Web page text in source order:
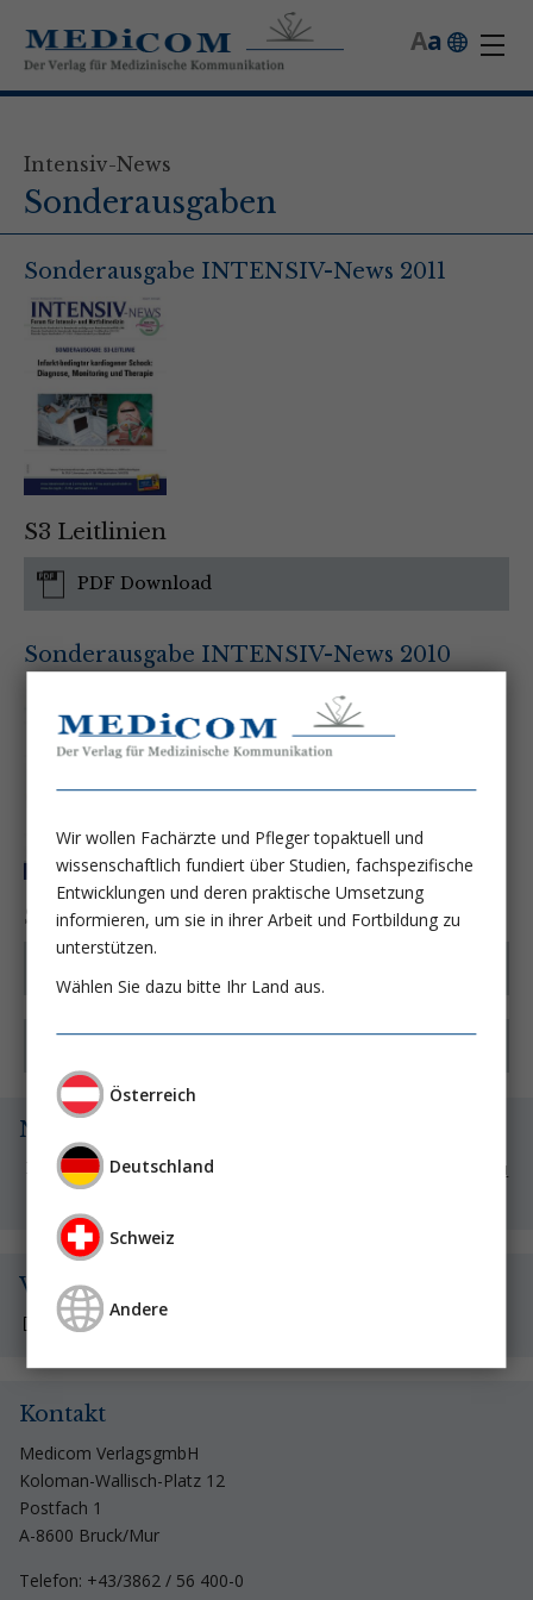
a
A
Intensiv-News
Sonderausgaben
Sonderausgabe INTENSIV-News 2011
S3 Leitlinien
PDF Download
Sonderausgabe INTENSIV-News 2010
SEPSIS Guidelines
Newsletter
Registrieren Sie sich, um unseren kostenlosen Newsletter zu
erhalten.
Video-Vorträge
Hier geht es zu unserem Video-Archiv!
Kontakt
Medicom VerlagsgmbH
Koloman-Wallisch-Platz 12
Postfach 1
A-8600 Bruck/Mur
Telefon: +43/3862 / 56 400-0
Wir wollen Fachärzte und Pfleger topaktuell und
wissenschaftlich fundiert über Studien, fachspezifische
Entwicklungen und deren praktische Umsetzung
informieren, um sie in ihrer Arbeit und Fortbildung zu
unterstützen.
Wählen Sie dazu bitte Ihr Land aus.
Österreich
Deutschland
Schweiz
Andere